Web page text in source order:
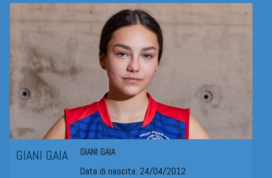
GIANI GAIA
GIANI GAIA
Data di nascita: 24/04/2012